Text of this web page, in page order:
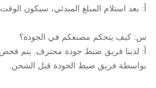
أ: بعد استلام المبلغ المبدئي، سيكون الوقت 30-45 يومًا.
س: كيف يتحكم مصنعكم في الجودة؟
بواسطة فريق ضبط الجودة قبل الشحن.